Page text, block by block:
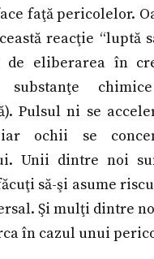
faţă pericolelor.
reacţie “luptă
de eliberarea în
substanţe
Pulsul ni se
ochii se
Unii dintre noi
să-şi asume
Şi mulţi dintre
în cazul unui